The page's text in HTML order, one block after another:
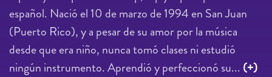
español. Nació el 10 de marzo de 1994 en San Juan
(Puerto Rico), y a pesar de su amor por la música
desde que era niño, nunca tomó clases ni estudió
ningún instrumento. Aprendió y perfeccionó su... (+)